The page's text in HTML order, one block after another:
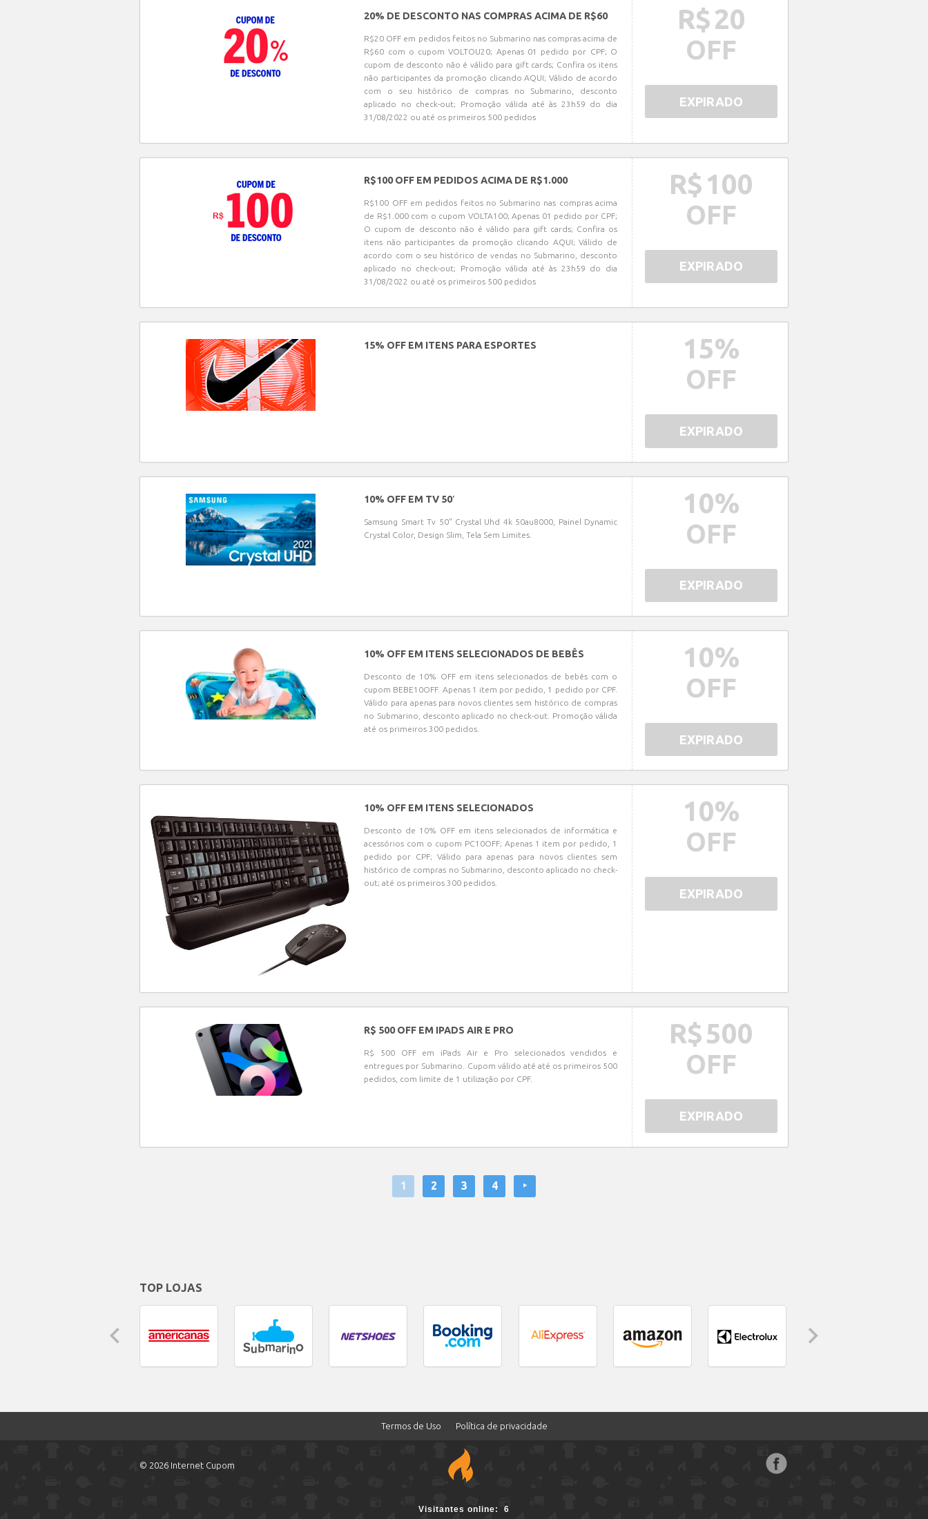
20% DE DESCONTO NAS COMPRAS ACIMA DE R$60
R$20 OFF em pedidos feitos no Submarino nas compras acima de
R$60 com o cupom VOLTOU20; Apenas 01 pedido por CPF; O
cupom de desconto não é válido para gift cards; Confira os itens
não participantes da promoção clicando AQUI; Válido de acordo
com o seu histórico de compras no Submarino, desconto
aplicado no check-out; Promoção válida até às 23h59 do dia
31/08/2022 ou até os primeiros 500 pedidos
R$20
OFF
EXPIRADO
R$100 OFF EM PEDIDOS ACIMA DE R$1.000
R$100 OFF em pedidos feitos no Submarino nas compras acima
de R$1.000 com o cupom VOLTA100; Apenas 01 pedido por CPF;
O cupom de desconto não é válido para gift cards; Confira os
itens não participantes da promoção clicando AQUI; Válido de
acordo com o seu histórico de vendas no Submarino, desconto
aplicado no check-out; Promoção válida até às 23h59 do dia
31/08/2022 ou até os primeiros 500 pedidos
R$ 100
OFF
EXPIRADO
15% OFF EM ITENS PARA ESPORTES 15%
OFF
EXPIRADO
10% OFF EM TV 50′
Samsung Smart Tv 50″ Crystal Uhd 4k 50au8000, Painel Dynamic
Crystal Color, Design Slim, Tela Sem Limites.
10%
OFF
EXPIRADO
10% OFF EM ITENS SELECIONADOS DE BEBÊS
Desconto de 10% OFF em itens selecionados de bebês com o
cupom BEBE10OFF. Apenas 1 item por pedido, 1 pedido por CPF.
Válido para apenas para novos clientes sem histórico de compras
no Submarino, desconto aplicado no check-out. Promoção válida
até os primeiros 300 pedidos.
10%
OFF
EXPIRADO
10% OFF EM ITENS SELECIONADOS
Desconto de 10% OFF em itens selecionados de informática e
acessórios com o cupom PC10OFF; Apenas 1 item por pedido, 1
pedido por CPF; Válido para apenas para novos clientes sem
histórico de compras no Submarino, desconto aplicado no check-
out; até os primeiros 300 pedidos.
10%
OFF
EXPIRADO
R$ 500 OFF EM IPADS AIR E PRO
R$ 500 OFF em iPads Air e Pro selecionados vendidos e
entregues por Submarino. Cupom válido até até os primeiros 500
pedidos, com limite de 1 utilização por CPF.
R$500
OFF
EXPIRADO
1 2 3 4 ‣
TOP LOJAS
Termos de Uso Política de privacidade
© 2026 Internet Cupom
6